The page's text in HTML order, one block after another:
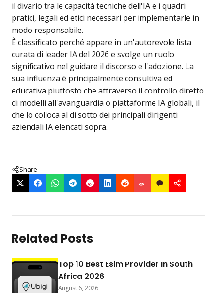
il divario tra le capacità tecniche dell'IA e i quadri
pratici, legali ed etici necessari per implementarle in
modo responsabile.
È classificato perché appare in un'autorevole lista
curata di leader IA del 2026 e svolge un ruolo
significativo nel guidare il discorso e l'adozione. La
sua influenza è principalmente consultiva ed
educativa piuttosto che attraverso il controllo diretto
di modelli all'avanguardia o piattaforme IA globali, il
che lo colloca al di sotto dei principali dirigenti
aziendali IA elencati sopra.
Share
Related Posts
Top 10 Best Esim Provider In South
Africa 2026
August 6, 2026